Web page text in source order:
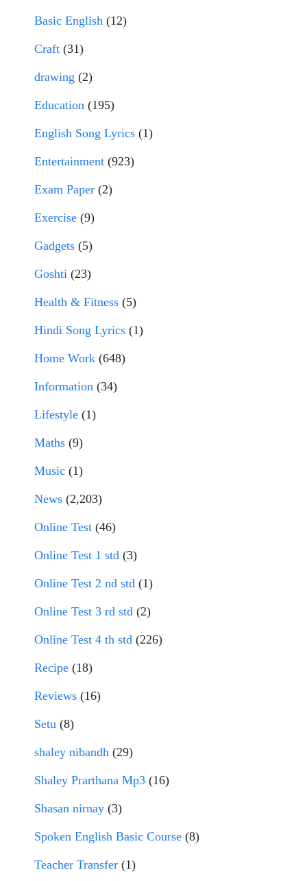
Basic English (12)
Craft (31)
drawing (2)
Education (195)
English Song Lyrics (1)
Entertainment (923)
Exam Paper (2)
Exercise (9)
Gadgets (5)
Goshti (23)
Health & Fitness (5)
Hindi Song Lyrics (1)
Home Work (648)
Information (34)
Lifestyle (1)
Maths (9)
Music (1)
News (2,203)
Online Test (46)
Online Test 1 std (3)
Online Test 2 nd std (1)
Online Test 3 rd std (2)
Online Test 4 th std (226)
Recipe (18)
Reviews (16)
Setu (8)
shaley nibandh (29)
Shaley Prarthana Mp3 (16)
Shasan nirnay (3)
Spoken English Basic Course (8)
Teacher Transfer (1)